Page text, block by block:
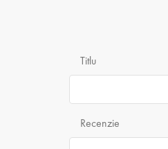
Titlu
Recenzie